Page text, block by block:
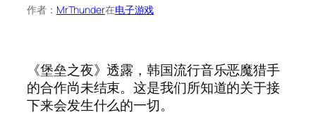
作者： MrThunder在电子游戏
《堡垒之夜》透露，韩国流行音乐恶魔猎手
的合作尚未结束。这是我们所知道的关于接
下来会发生什么的一切。